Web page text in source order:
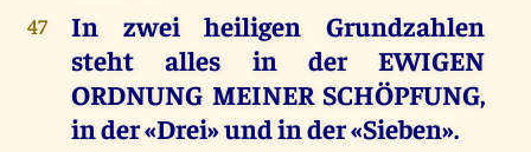
47
In zwei heiligen Grundzahlen
steht alles in der EWIGEN
ORDNUNG MEINER SCHÖPFUNG,
in der «Drei» und in der «Sieben».